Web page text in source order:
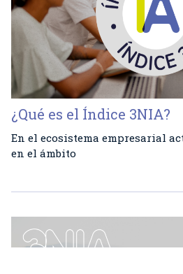
¿Qué es el Índice 3NIA?
En el ecosistema empresarial
en el ámbito